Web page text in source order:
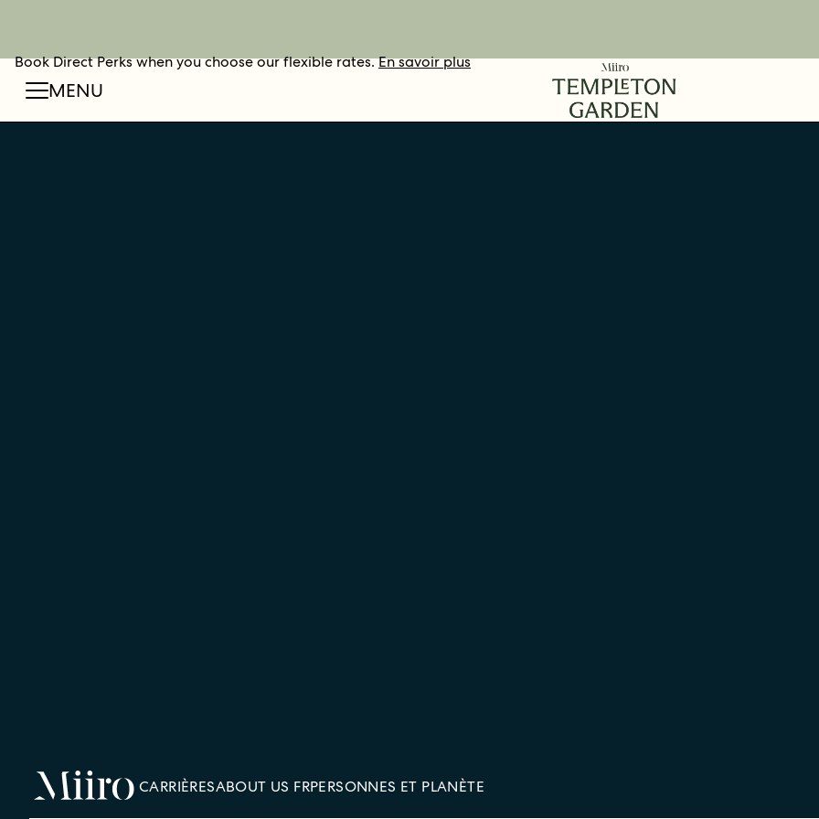
Book Direct Perks when you choose our flexible rates.En savoir plus RÉSERVER
DÉCOUVRIR
RÉSERVER VOTEZ ICI
MENU
CARRIÈRESABOUT US FRPERSONNES ET PLANÈTE